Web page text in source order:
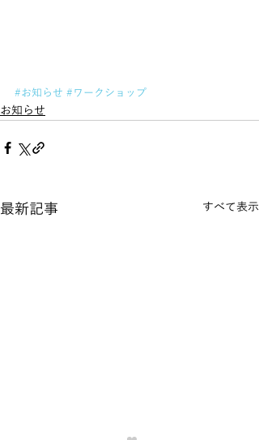
#お知らせ #ワークショップ
お知らせ
最新記事 すべて表示